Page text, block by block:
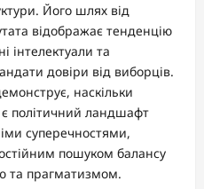
Його шлях від
відображає тенденцію
інтелектуали та
довіри від виборців.
наскільки
політичний ландшафт
суперечностями,
пошуком балансу
та прагматизмом.